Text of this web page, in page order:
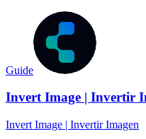
Guide
Invert Image | Invertir
Invert Image | Invertir Imagen